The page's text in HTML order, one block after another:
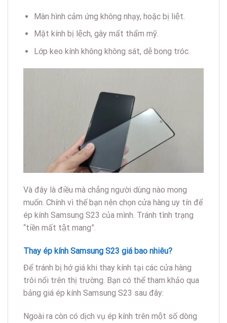
Màn hình cảm ứng không nhạy, hoặc bị liệt.
Mặt kính bị lệch, gây mất thẩm mỹ.
Lớp keo kính không không sát, dễ bong tróc.
Và đây là điều mà chẳng người dùng nào mong
muốn. Chính vì thế bạn nên chọn cửa hàng uy tín để
ép kính Samsung S23 của mình. Tránh tình trạng
“tiền mất tật mang”.
Thay ép kính Samsung S23 giá bao nhiêu?
Để tránh bị hớ giá khi thay kính tại các cửa hàng
trôi nổi trên thị trường. Bạn có thể tham khảo qua
bảng giá ép kính Samsung S23 sau đây:
Ngoài ra còn có dịch vụ ép kính trên một số dòng